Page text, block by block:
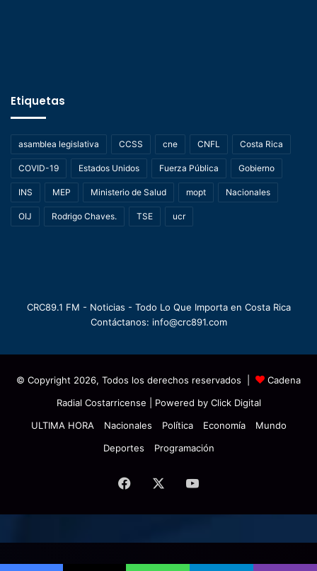
Etiquetas
asamblea legislativa CCSS cne CNFL Costa Rica
COVID-19 Estados Unidos Fuerza Pública Gobierno
INS MEP Ministerio de Salud mopt Nacionales
OIJ Rodrigo Chaves. TSE ucr
CRC89.1 FM - Noticias - Todo Lo Que Importa en Costa Rica
Contáctanos: info@crc891.com
© Copyright 2026, Todos los derechos reservados |
Cadena
Radial Costarricense | Powered by Click Digital
ULTIMA HORA
Nacionales Política Economía
Mundo
Deportes
Programación
Facebook YouTube